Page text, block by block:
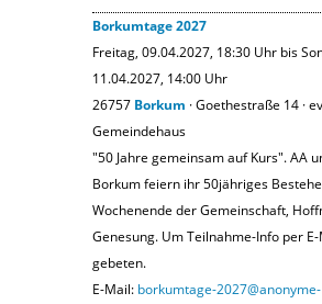
Borkumtage 2027
Freitag, 09.04.2027, 18:30 Uhr bis
11.04.2027, 14:00 Uhr
26757 Borkum · Goethestraße 14 ·
Gemeindehaus
"50 Jahre gemeinsam auf Kurs". AA
Borkum feiern ihr 50jähriges
Wochenende der Gemeinschaft,
Genesung. Um Teilnahme-Info per
gebeten.
E-Mail: borkumtage-2027@anonyme-